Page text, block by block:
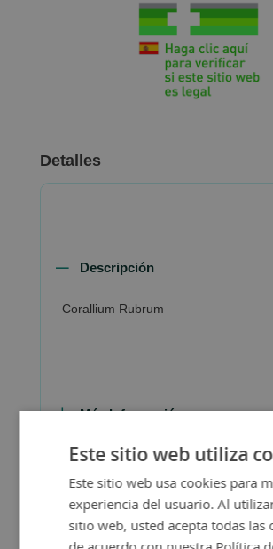
Detalles
Descripción
Corallium Rubrum
Más Información
Este sitio web utiliza
Este sitio web usa cookies para
experiencia del usuario. Al
sitio web, usted acepta todas las